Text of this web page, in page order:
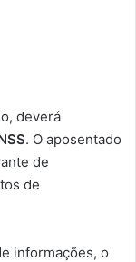
deverá
. O aposentado
de
de
informações, o